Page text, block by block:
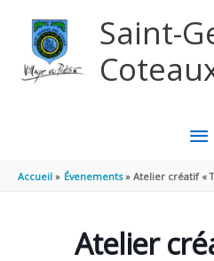
Saint-
Accueil Évenements Atelier créatif «
Atelier